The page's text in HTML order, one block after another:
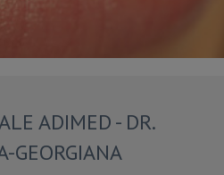
ADIMED - DR.
GEORGIANA